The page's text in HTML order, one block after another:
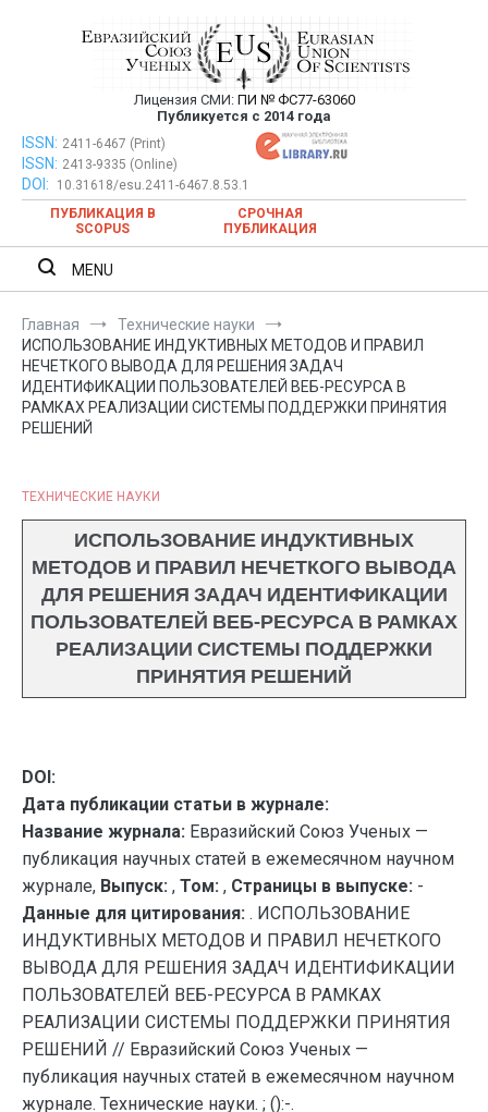
Евразийский Союз Ученых —
публикация научных статей в
ежемесячном научном журнале
Лицензия СМИ: ПИ № ФС77-63060
Публикуется с 2014 года
Евразийский Союз Ученых — публикация научных статей в
ежемесячном научном журнале
ISSN: 2411-6467 (Print)
ISSN: 2413-9335 (Online)
DOI:
10.31618/esu.2411-6467.8.53.1
ПУБЛИКАЦИЯ В
SCOPUS
СРОЧНАЯ
ПУБЛИКАЦИЯ
MENU
Главная
Технические науки
ИСПОЛЬЗОВАНИЕ ИНДУКТИВНЫХ МЕТОДОВ И ПРАВИЛ
НЕЧЕТКОГО ВЫВОДА ДЛЯ РЕШЕНИЯ ЗАДАЧ
ИДЕНТИФИКАЦИИ ПОЛЬЗОВАТЕЛЕЙ ВЕБ-РЕСУРСА В
РАМКАХ РЕАЛИЗАЦИИ СИСТЕМЫ ПОДДЕРЖКИ ПРИНЯТИЯ
РЕШЕНИЙ
ТЕХНИЧЕСКИЕ НАУКИ
ИСПОЛЬЗОВАНИЕ ИНДУКТИВНЫХ
МЕТОДОВ И ПРАВИЛ НЕЧЕТКОГО ВЫВОДА
ДЛЯ РЕШЕНИЯ ЗАДАЧ ИДЕНТИФИКАЦИИ
ПОЛЬЗОВАТЕЛЕЙ ВЕБ-РЕСУРСА В РАМКАХ
РЕАЛИЗАЦИИ СИСТЕМЫ ПОДДЕРЖКИ
ПРИНЯТИЯ РЕШЕНИЙ
DOI:
Дата публикации статьи в журнале:
Название журнала: Евразийский Союз Ученых —
публикация научных статей в ежемесячном научном
журнале, Выпуск: , Том: , Страницы в выпуске: -
Данные для цитирования: . ИСПОЛЬЗОВАНИЕ
ИНДУКТИВНЫХ МЕТОДОВ И ПРАВИЛ НЕЧЕТКОГО
ВЫВОДА ДЛЯ РЕШЕНИЯ ЗАДАЧ ИДЕНТИФИКАЦИИ
ПОЛЬЗОВАТЕЛЕЙ ВЕБ-РЕСУРСА В РАМКАХ
РЕАЛИЗАЦИИ СИСТЕМЫ ПОДДЕРЖКИ ПРИНЯТИЯ
РЕШЕНИЙ // Евразийский Союз Ученых —
публикация научных статей в ежемесячном научном
журнале. Технические науки. ; ():-.